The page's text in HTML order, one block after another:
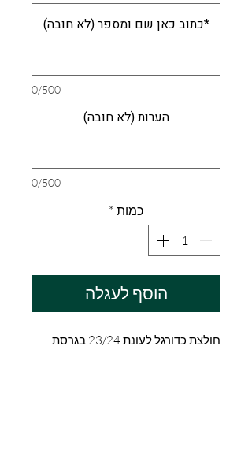
*כתוב כאן שם ומספר (לא חובה)
0/500
הערות (לא חובה)
0/500
כמות *
הוסף לעגלה
חולצת כדורגל לעונת 23/24 בגרסת